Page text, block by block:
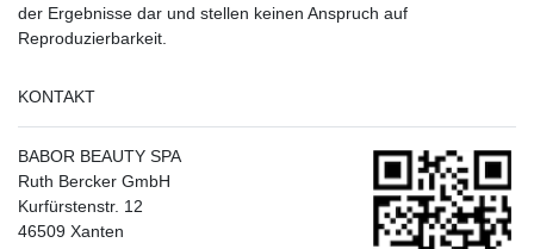
der Ergebnisse dar und stellen keinen Anspruch auf
Reproduzierbarkeit.
KONTAKT
BABOR BEAUTY SPA
Ruth Bercker GmbH
Kurfürstenstr. 12
46509 Xanten